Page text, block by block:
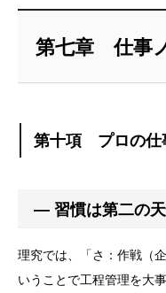
第七章 仕事
第十項 プロの仕
― 習慣は第二の
理究では、「さ：作戦（
いうことで工程管理を大